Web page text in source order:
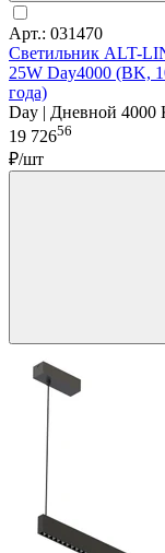
Арт.: 031470
Светильник ALT-
25W Day4000 (BK,
года)
Day | Дневной 4000
19 72656
₽/шт